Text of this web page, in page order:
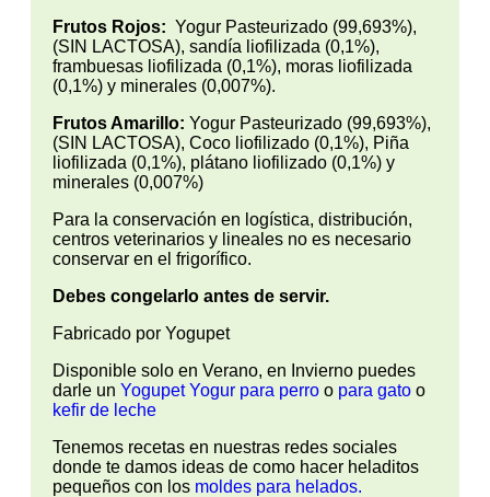
Frutos Rojos: Yogur Pasteurizado (99,693%),
(SIN LACTOSA), sandía liofilizada (0,1%),
frambuesas liofilizada (0,1%), moras liofilizada
(0,1%) y minerales (0,007%).
Frutos Amarillo: Yogur Pasteurizado (99,693%),
(SIN LACTOSA), Coco liofilizado (0,1%), Piña
liofilizada (0,1%), plátano liofilizado (0,1%) y
minerales (0,007%)
Para la conservación en logística, distribución,
centros veterinarios y lineales no es necesario
conservar en el frigorífico.
Debes congelarlo antes de servir.
Fabricado por Yogupet
Disponible solo en Verano, en Invierno puedes
darle un Yogupet Yogur para perro o para gato o
kefir de leche
Tenemos recetas en nuestras redes sociales
donde te damos ideas de como hacer heladitos
pequeños con los moldes para helados.